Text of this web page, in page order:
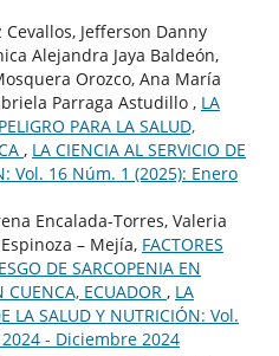
Jefferson Danny
Alejandra Jaya Baldeón,
Orozco, Ana María
Parraga Astudillo , LA
PARA LA SALUD,
, LA CIENCIA AL SERVICIO DE
Vol. 16 Núm. 1 (2025): Enero
Encalada-Torres, Valeria
– Mejía, FACTORES
DE SARCOPENIA EN
CUENCA, ECUADOR , LA
LA SALUD Y NUTRICIÓN: Vol.
- Diciembre 2024